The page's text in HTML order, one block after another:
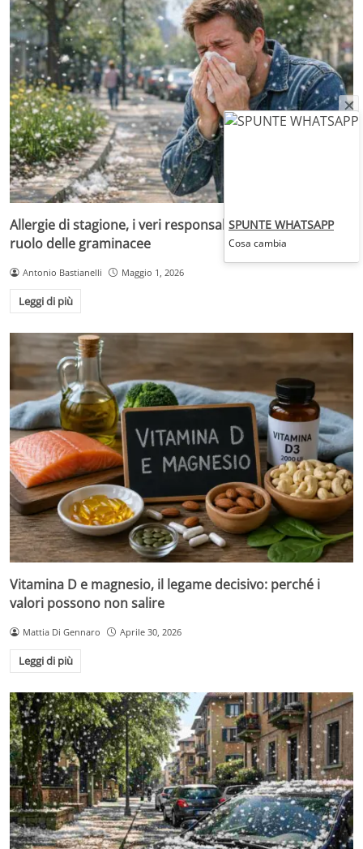
Allergie di stagione, i veri responsabili sono i pollini: il
ruolo delle graminacee
Antonio Bastianelli Maggio 1, 2026
Leggi di più
Vitamina D e magnesio, il legame decisivo: perché i
valori possono non salire
Mattia Di Gennaro Aprile 30, 2026
Leggi di più
SPUNTE WHATSAPP
Cosa cambia